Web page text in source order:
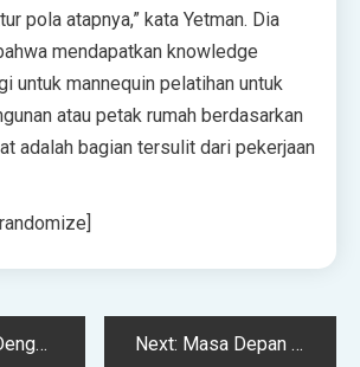
pola atapnya,” kata Yetman. Dia
mendapatkan knowledge
untuk mannequin pelatihan untuk
atau petak rumah berdasarkan
adalah bagian tersulit dari pekerjaan
Perusahaan Kebugaran Bertaruh Besar pada Pelacakan Tubuh Next: Masa Depan Internet Adalah Salinan Pemasaran yang Dihasilkan oleh Algoritma